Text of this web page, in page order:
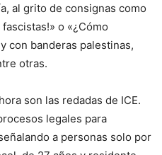
al grito de consignas como
fascistas!» o «¿Cómo
y con banderas palestinas,
otras.
son las redadas de ICE.
legales para
a personas solo por